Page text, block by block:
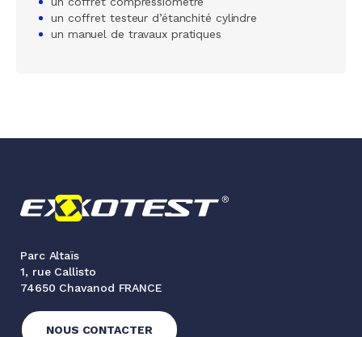
un coffret testeur d’étanchité cylindre
un manuel de travaux pratiques
Parc Altaïs
1, rue Callisto
74650 Chavanod FRANCE
NOUS CONTACTER